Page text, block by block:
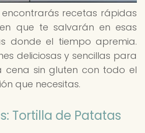
encontrarás recetas rápidas
que te salvarán en esas
donde el tiempo apremia.
deliciosas y sencillas para
cena sin gluten con todo el
que necesitas.
Tortilla de Patatas